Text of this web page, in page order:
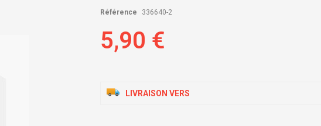
Référence 336640-2
5,90 €
LIVRAISON VERS